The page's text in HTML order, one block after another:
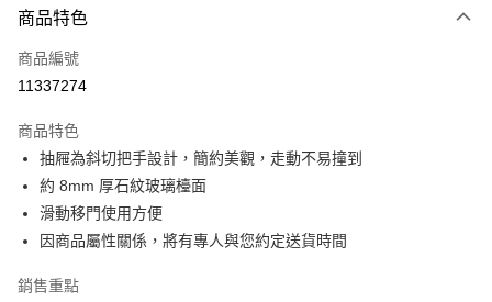
３．安心：先確認商品／服務後，再付款。
【「AFTEE先享後付」結帳流程】
結帳頁面，進行簡訊認證並確認金額後，即可完成結帳。
３．收到繳費通知簡訊後14天內，點擊此簡訊中的連結，可透過四大超商／
ATM／網路銀行／等多元方式進行付款，方視為交易完成。
購買商品的店家。未經商家同意取消之訂單仍視為有效，需透過AFTEE先享
後付繳納相關費用。
※ 交易是否成功請以「AFTEE先享後付 」之結帳頁面顯示為準，若有關於
是否繳費成功／繳費後需取消欲退款等相關疑問，請聯繫「AFTEE先享後付
每筆NT$99，滿NT$799(含以上)免運費
商品特色
商品編號
11337274
商品特色
抽屜為斜切把手設計，簡約美觀，走動不易撞到
約 8mm 厚石紋玻璃檯面
滑動移門使用方便
因商品屬性關係，將有專人與您約定送貨時間
銷售重點